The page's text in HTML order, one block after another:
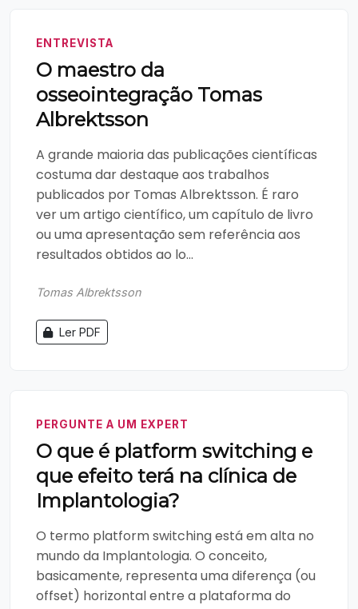
ENTREVISTA
O maestro da
osseointegração Tomas
Albrektsson
A grande maioria das publicações científicas
costuma dar destaque aos trabalhos
publicados por Tomas Albrektsson. É raro
ver um artigo científico, um capítulo de livro
ou uma apresentação sem referência aos
resultados obtidos ao lo...
Tomas Albrektsson
Ler PDF
PERGUNTE A UM EXPERT
O que é platform switching e
que efeito terá na clínica de
Implantologia?
O termo platform switching está em alta no
mundo da Implantologia. O conceito,
basicamente, representa uma diferença (ou
offset) horizontal entre a plataforma do